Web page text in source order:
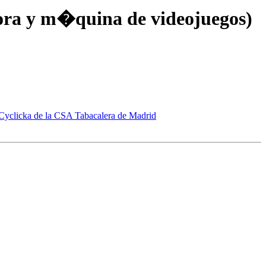
y m�quina de videojuegos)
de la CSA Tabacalera de Madrid